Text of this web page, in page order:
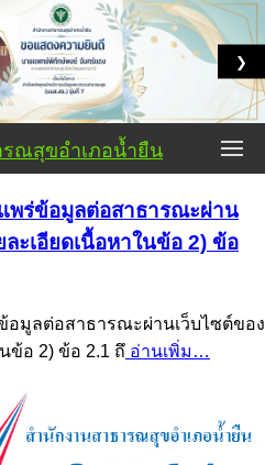
❯
รณสุขอำเภอน้ำยืน
พร่ข้อมูลต่อสาธารณะผ่าน
ะเอียดเนื้อหาในข้อ 2) ข้อ
อมูลต่อสาธารณะผ่านเว็บไซต์ของ
ข้อ 2) ข้อ 2.1 ถึ อ่านเพิ่ม…